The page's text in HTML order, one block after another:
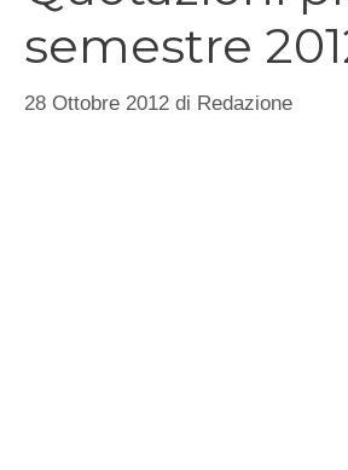
semestre
28 Ottobre 2012 di Redazione